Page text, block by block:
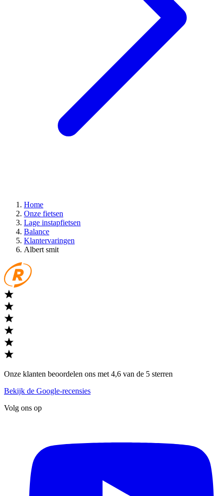
Home
Onze fietsen
Lage instapfietsen
Balance
Klantervaringen
Albert smit
Onze klanten beoordelen ons met 4,6 van de 5 sterren
Bekijk de Google-recensies
Volg ons op